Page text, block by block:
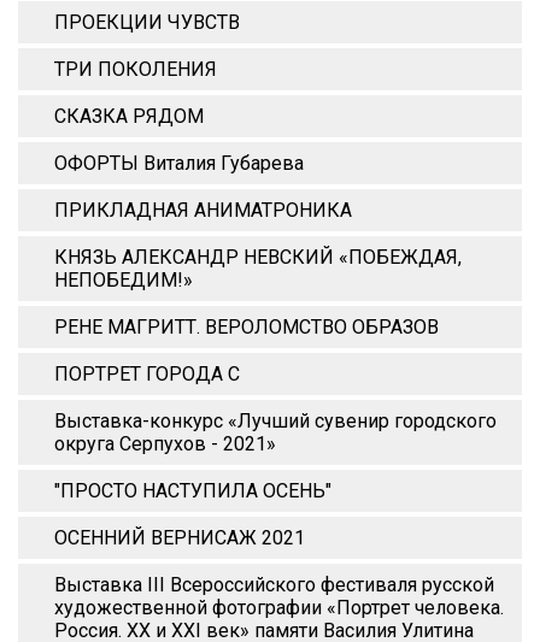
ПРОЕКЦИИ ЧУВСТВ
ТРИ ПОКОЛЕНИЯ
СКАЗКА РЯДОМ
ОФОРТЫ Виталия Губарева
ПРИКЛАДНАЯ АНИМАТРОНИКА
КНЯЗЬ АЛЕКСАНДР НЕВСКИЙ «ПОБЕЖДАЯ,
НЕПОБЕДИМ!»
РЕНЕ МАГРИТТ. ВЕРОЛОМСТВО ОБРАЗОВ
ПОРТРЕТ ГОРОДА С
Выставка-конкурс «Лучший сувенир городского
округа Серпухов - 2021»
"ПРОСТО НАСТУПИЛА ОСЕНЬ"
ОСЕННИЙ ВЕРНИСАЖ 2021
Выставка III Всероссийского фестиваля русской
художественной фотографии «Портрет человека.
Россия. XX и XХI век» памяти Василия Улитина